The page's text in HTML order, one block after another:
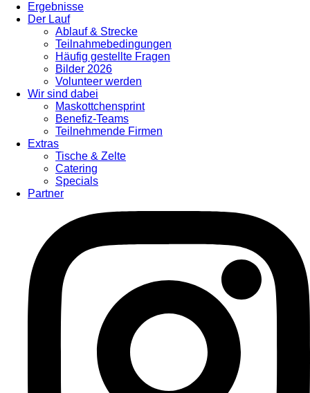
Ergebnisse
Der Lauf
Ablauf & Strecke
Teilnahmebedingungen
Häufig gestellte Fragen
Bilder 2026
Volunteer werden
Wir sind dabei
Maskottchensprint
Benefiz-Teams
Teilnehmende Firmen
Extras
Tische & Zelte
Catering
Specials
Partner